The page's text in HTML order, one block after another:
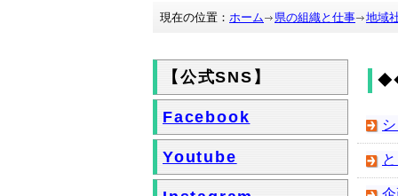
現在の位置： ホーム 県の組織と仕事 地域
【公式SNS】
Facebook
Youtube